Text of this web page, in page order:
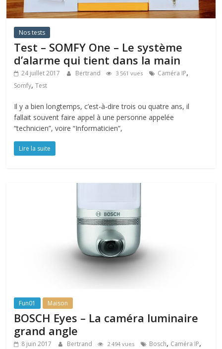
Nos tests
Test – SOMFY One – Le système
d’alarme qui tient dans la main
24 juillet 2017 Bertrand 3 561 vues Caméra IP,
Somfy,Test
Il y a bien longtemps, c’est-à-dire trois ou quatre ans, il
fallait souvent faire appel à une personne appelée
“technicien”, voire “Informaticien”,
Lire la suite
Fun01 Maison
BOSCH Eyes – La caméra luminaire
grand angle
8 juin 2017 Bertrand 2 494 vues Bosch, Caméra IP,